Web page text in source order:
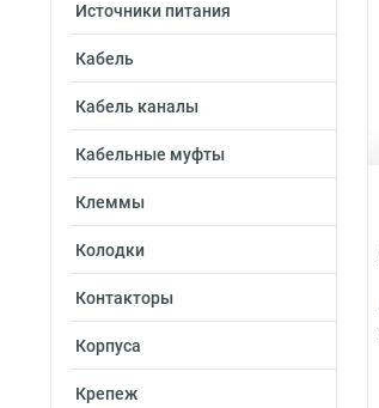
Источники питания
Кабель
Кабель каналы
Кабельные муфты
Клеммы
Колодки
Контакторы
Корпуса
Крепеж